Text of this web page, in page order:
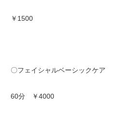
￥1500
〇フェイシャルベーシックケア
60分 ￥4000